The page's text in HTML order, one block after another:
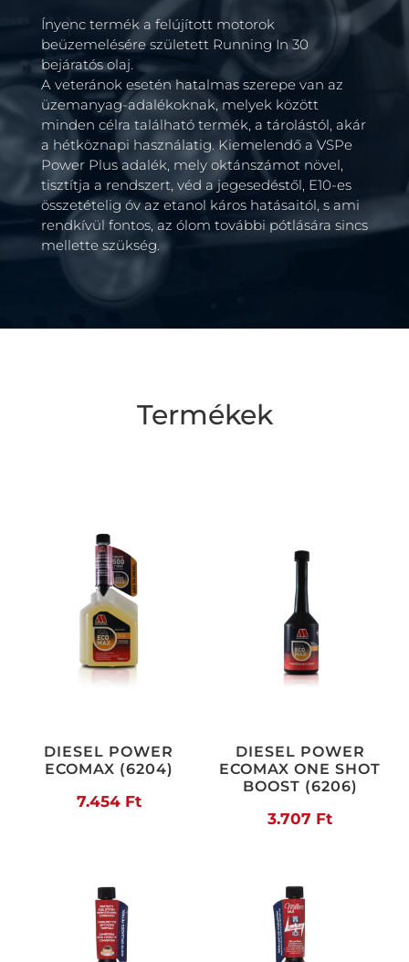
Ínyenc termék a felújított motorok
beüzemelésére született Running In 30
bejáratós olaj.
A veteránok esetén hatalmas szerepe van az
üzemanyag-adalékoknak, melyek között
minden célra található termék, a tárolástól, akár
a hétköznapi használatig. Kiemelendő a VSPe
Power Plus adalék, mely oktánszámot növel,
tisztítja a rendszert, véd a jegesedéstől, E10-es
összetételig óv az etanol káros hatásaitól, s ami
rendkívül fontos, az ólom további pótlására sincs
mellette szükség.
Termékek
DIESEL POWER
ECOMAX (6204)
7.454 Ft
DIESEL POWER
ECOMAX ONE SHOT
BOOST (6206)
3.707 Ft